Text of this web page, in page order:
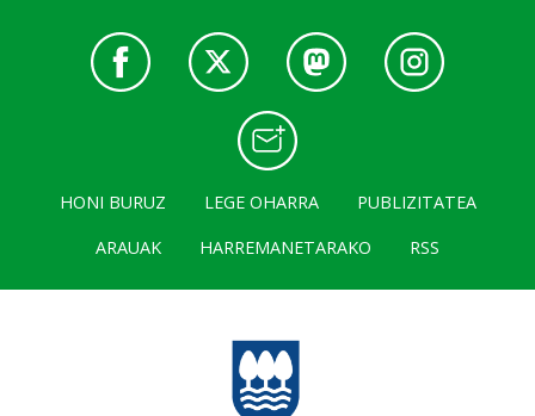
HONI BURUZ LEGE OHARRA
PUBLIZITATEA
ARAUAK
HARREMANETARAKO RSS